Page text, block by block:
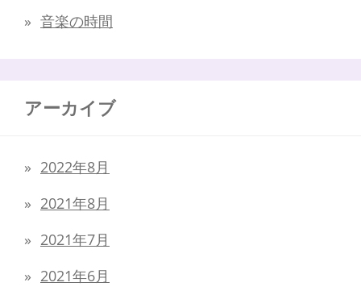
音楽の時間
アーカイブ
2022年8月
2021年8月
2021年7月
2021年6月